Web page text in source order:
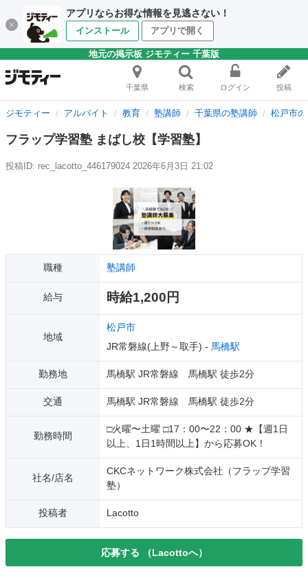
アプリならお得な情報を見逃さない！
インストール アプリで開く
地元の掲示板 ジモティー 千葉版
千葉県 検索 ログイン 投稿
ジモティー アルバイト 教育 塾講師 千葉県の塾講師 松戸市
フラップ学習塾 まばし校【学習塾】
投稿ID: rec_lacotto_446179024 2026年6月3日 21:02
職種 塾講師
給与 時給1,200円
地域
松戸市
JR常磐線(上野～取手) - 馬橋駅
勤務地 馬橋駅 JR常磐線 馬橋駅 徒歩2分
交通 馬橋駅 JR常磐線 馬橋駅 徒歩2分
勤務時間
□火曜〜土曜 □17：00〜22：00 ★【週1日
以上、1日1時間以上】から応募OK！
社名/店名
CKCネットワーク株式会社（フラップ学習
塾）
投稿者 Lacotto
応募する （Lacottoへ）